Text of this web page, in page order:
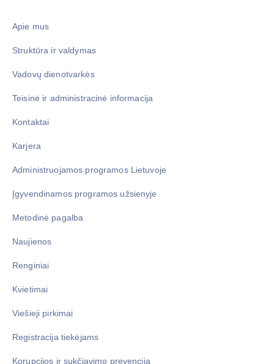
Apie mus
Struktūra ir valdymas
Vadovų dienotvarkės
Teisinė ir administracinė informacija
Kontaktai
Karjera
Administruojamos programos Lietuvoje
Įgyvendinamos programos užsienyje
Metodinė pagalba
Naujienos
Renginiai
Kvietimai
Viešieji pirkimai
Registracija tiekėjams
Korupcijos ir sukčiavimo prevencija